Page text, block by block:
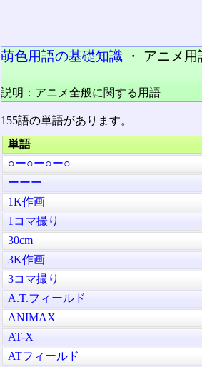
萌色用語の基礎知識 ・ アニメ
説明：アニメ全般に関する用語
155語の単語があります。
単語
○ー○ー○ー○
ーーー
1K作画
1コマ撮り
30cm
3K作画
3コマ撮り
A.T.フィールド
ANIMAX
AT-X
ATフィールド